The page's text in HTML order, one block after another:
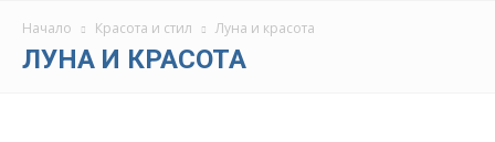
Начало Красота и стил Луна и красота
ЛУНА И КРАСОТА